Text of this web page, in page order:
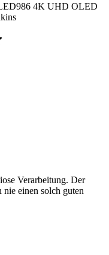
4K UHD OLED
Verarbeitung. Der
einen solch guten